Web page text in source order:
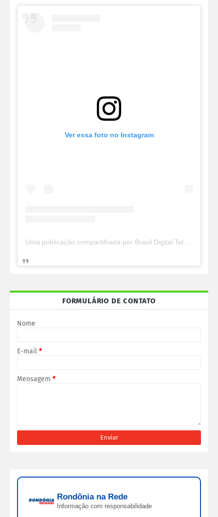
Ver essa foto no Instagram
Uma publicação compartilhada por Brasil Digital Telecom (@brasildigitaltelecom)
FORMULÁRIO DE CONTATO
Nome
E-mail *
Mensagem *
Rondônia na Rede
Informação com responsabilidade